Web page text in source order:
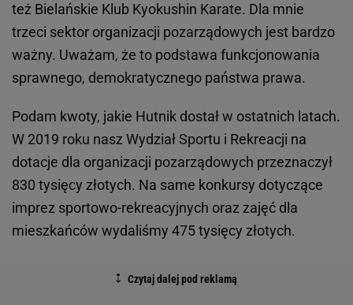
też Bielańskie Klub Kyokushin Karate. Dla mnie
trzeci sektor organizacji pozarządowych jest bardzo
ważny. Uważam, że to podstawa funkcjonowania
sprawnego, demokratycznego państwa prawa.
Podam kwoty, jakie Hutnik dostał w ostatnich latach.
W 2019 roku nasz Wydział Sportu i Rekreacji na
dotacje dla organizacji pozarządowych przeznaczył
830 tysięcy złotych. Na same konkursy dotyczące
imprez sportowo-rekreacyjnych oraz zajęć dla
mieszkańców wydaliśmy 475 tysięcy złotych.